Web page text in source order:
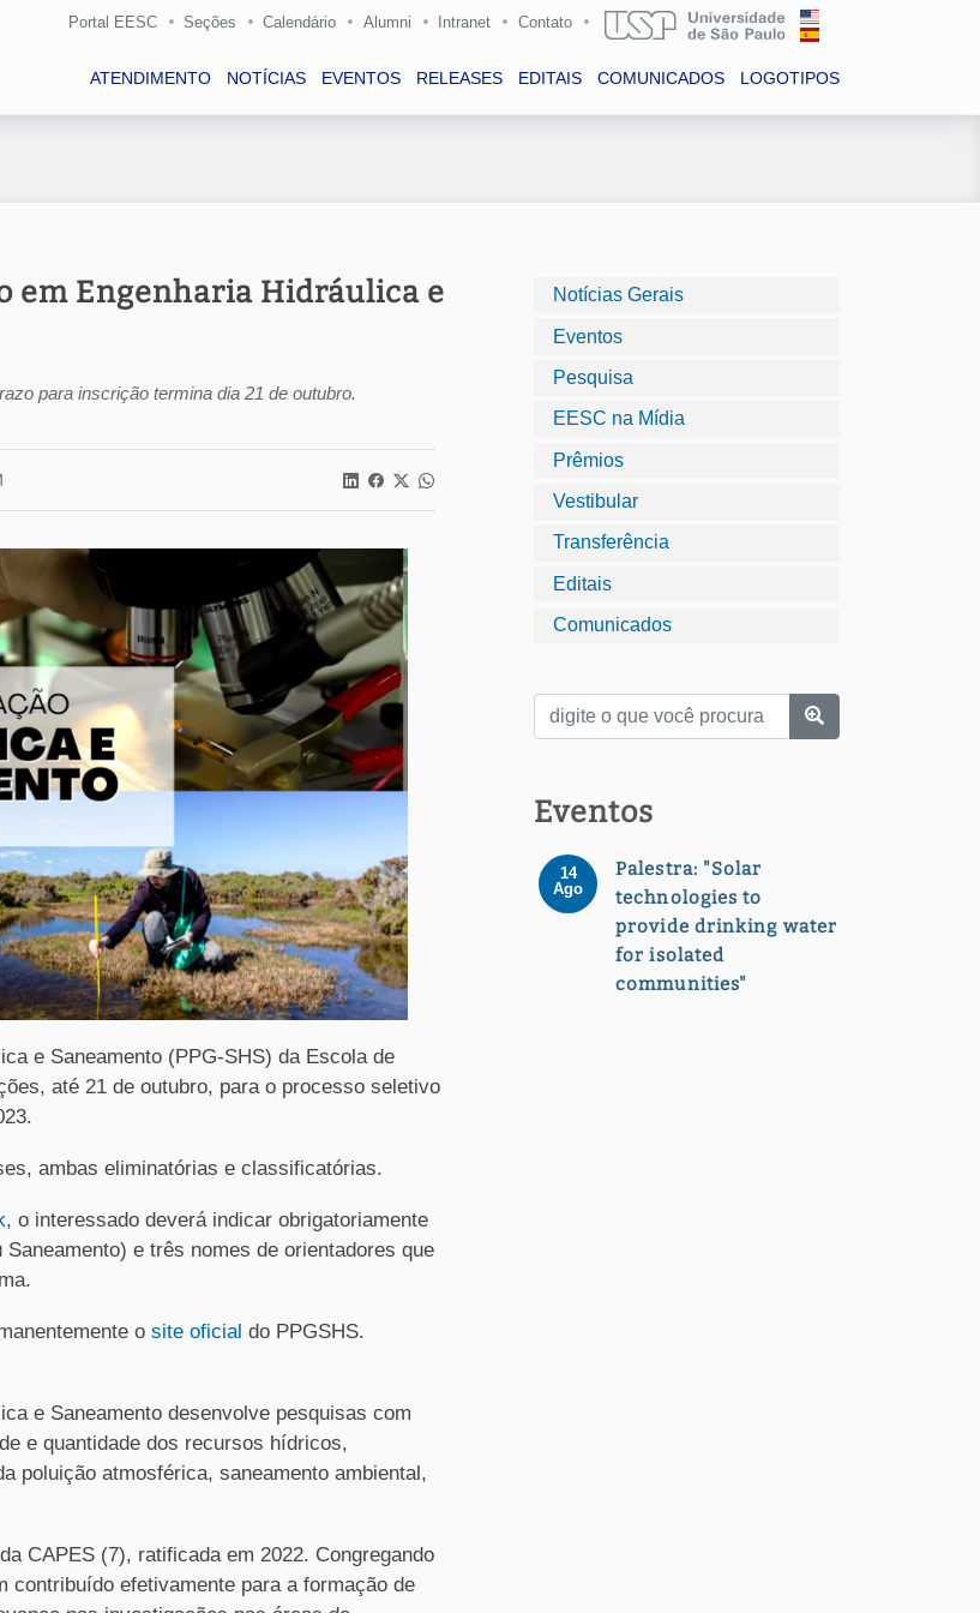
Portal EESC Seções Calendário Alumni Intranet Contato
ATENDIMENTO NOTÍCIAS EVENTOS RELEASES EDITAIS COMUNICADOS LOGOTIPOS
em Engenharia Hidráulica e
para inscrição termina dia 21 de outubro.
e Saneamento (PPG-SHS) da Escola de
até 21 de outubro, para o processo seletivo
ambas eliminatórias e classificatórias.
o interessado deverá indicar obrigatoriamente
e três nomes de orientadores que
o site oficial do PPGSHS.
e Saneamento desenvolve pesquisas com
e quantidade dos recursos hídricos,
poluição atmosférica, saneamento ambiental,
CAPES (7), ratificada em 2022. Congregando
contribuído efetivamente para a formação de
Notícias Gerais
Eventos
Pesquisa
EESC na Mídia
Prêmios
Vestibular
Transferência
Editais
Comunicados
Eventos
14
Ago
Palestra: "Solar
technologies to
provide drinking water
for isolated
communities"